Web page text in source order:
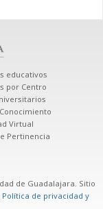
educativos
por Centro
Virtual
Pertinencia
de Guadalajara. Sitio
Política de privacidad y